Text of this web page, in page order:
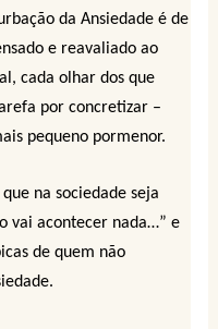
da Ansiedade é de
e reavaliado ao
cada olhar dos que
por concretizar –
pequeno pormenor.
na sociedade seja
vai acontecer nada…” e
de quem não